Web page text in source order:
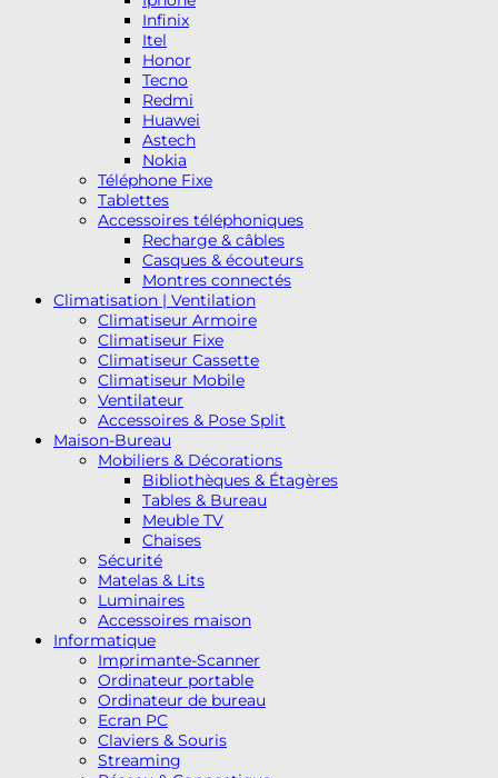
Infinix
Itel
Honor
Tecno
Redmi
Huawei
Astech
Nokia
Téléphone Fixe
Tablettes
Accessoires téléphoniques
Recharge & câbles
Casques & écouteurs
Montres connectés
Climatisation | Ventilation
Climatiseur Armoire
Climatiseur Fixe
Climatiseur Cassette
Climatiseur Mobile
Ventilateur
Accessoires & Pose Split
Maison-Bureau
Mobiliers & Décorations
Bibliothèques & Étagères
Tables & Bureau
Meuble TV
Chaises
Sécurité
Matelas & Lits
Luminaires
Accessoires maison
Informatique
Imprimante-Scanner
Ordinateur portable
Ordinateur de bureau
Ecran PC
Claviers & Souris
Streaming